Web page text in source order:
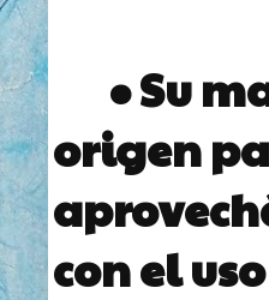
• Su
origen
con el